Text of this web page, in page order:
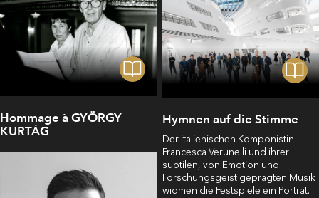
Hommage à GYÖRGY
KURTÁG
Hymnen auf die Stimme
Der italienischen Komponistin
Francesca Verunelli und ihrer
subtilen, von Emotion und
Forschungsgeist geprägten Musik
widmen die Festspiele ein Porträt.